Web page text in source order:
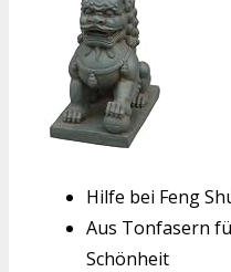
Hilfe bei Feng
Aus Tonfasern
Schönheit